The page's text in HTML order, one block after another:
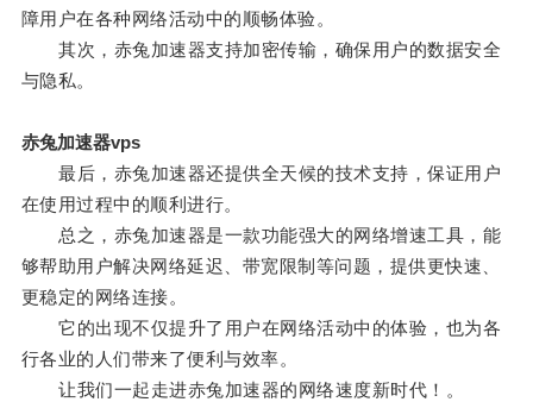
障用户在各种网络活动中的顺畅体验。
其次，赤兔加速器支持加密传输，确保用户的数据安全
与隐私。
赤兔加速器vps
最后，赤兔加速器还提供全天候的技术支持，保证用户
在使用过程中的顺利进行。
总之，赤兔加速器是一款功能强大的网络增速工具，能
够帮助用户解决网络延迟、带宽限制等问题，提供更快速、
更稳定的网络连接。
它的出现不仅提升了用户在网络活动中的体验，也为各
行各业的人们带来了便利与效率。
让我们一起走进赤兔加速器的网络速度新时代！。